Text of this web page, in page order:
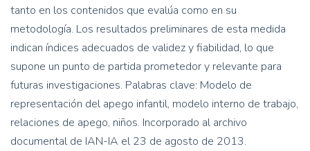
tanto en los contenidos que evalúa como en su
metodología. Los resultados preliminares de esta medida
indican índices adecuados de validez y fiabilidad, lo que
supone un punto de partida prometedor y relevante para
futuras investigaciones. Palabras clave: Modelo de
representación del apego infantil, modelo interno de trabajo,
relaciones de apego, niños. Incorporado al archivo
documental de IAN-IA el 23 de agosto de 2013.